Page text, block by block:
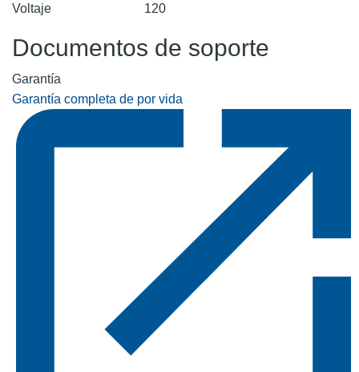
Voltaje
120
Documentos de soporte
Garantía
Garantía completa de por vida